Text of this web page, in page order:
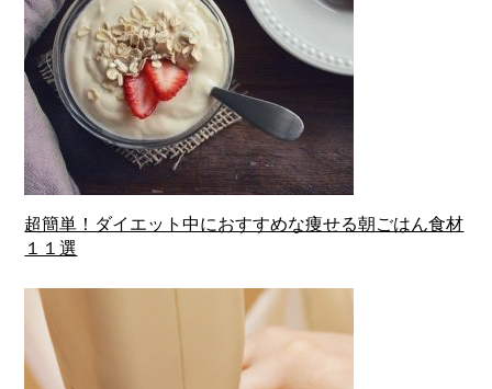
超簡単！ダイエット中におすすめな痩せる朝ごはん食材
１１選